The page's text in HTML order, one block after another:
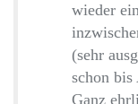
wieder
(sehr
schon bis
Ganz